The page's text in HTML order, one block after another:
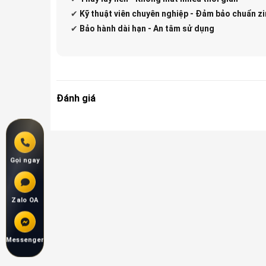
✔ Kỹ thuật viên chuyên nghiệp - Đảm bảo chuẩn
✔ Bảo hành dài hạn - An tâm sử dụng
Đánh giá
Gọi ngay
Zalo OA
Messenger